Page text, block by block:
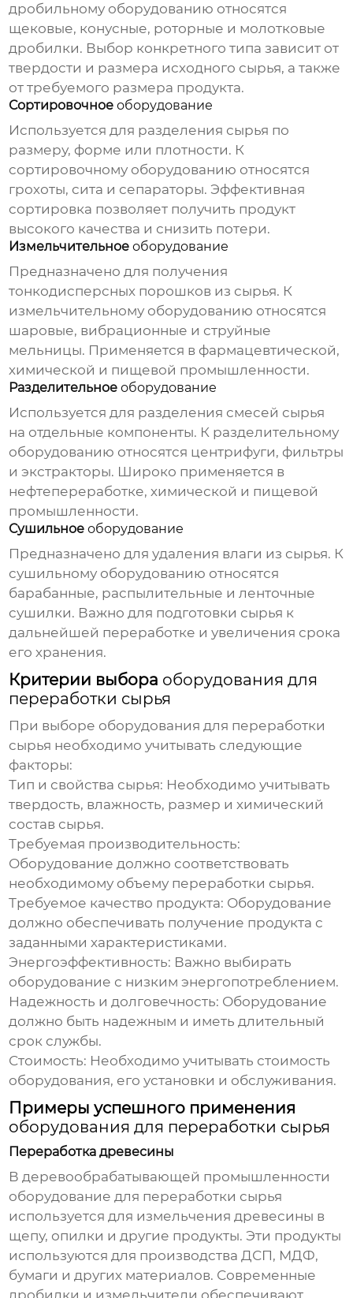
дробильному оборудованию относятся
щековые, конусные, роторные и молотковые
дробилки. Выбор конкретного типа зависит от
твердости и размера исходного сырья, а также
от требуемого размера продукта.
Сортировочноеоборудование
Используется для разделения сырья по
размеру, форме или плотности. К
сортировочному оборудованию относятся
грохоты, сита и сепараторы. Эффективная
сортировка позволяет получить продукт
высокого качества и снизить потери.
Измельчительноеоборудование
Предназначено для получения
тонкодисперсных порошков из сырья. К
измельчительному оборудованию относятся
шаровые, вибрационные и струйные
мельницы. Применяется в фармацевтической,
химической и пищевой промышленности.
Разделительноеоборудование
Используется для разделения смесей сырья
на отдельные компоненты. К разделительному
оборудованию относятся центрифуги, фильтры
и экстракторы. Широко применяется в
нефтепереработке, химической и пищевой
промышленности.
Сушильноеоборудование
Предназначено для удаления влаги из сырья. К
сушильному оборудованию относятся
барабанные, распылительные и ленточные
сушилки. Важно для подготовки сырья к
дальнейшей переработке и увеличения срока
его хранения.
Критерии выбора оборудования для
переработки сырья
При выборе оборудования для переработки
сырья необходимо учитывать следующие
факторы:
Тип и свойства сырья: Необходимо учитывать
твердость, влажность, размер и химический
состав сырья.
Требуемая производительность:
Оборудование должно соответствовать
необходимому объему переработки сырья.
Требуемое качество продукта: Оборудование
должно обеспечивать получение продукта с
заданными характеристиками.
Энергоэффективность: Важно выбирать
оборудование с низким энергопотреблением.
Надежность и долговечность: Оборудование
должно быть надежным и иметь длительный
срок службы.
Стоимость: Необходимо учитывать стоимость
оборудования, его установки и обслуживания.
Примеры успешного применения
оборудования для переработки сырья
Переработка древесины
В деревообрабатывающей промышленности
оборудование для переработки сырья
используется для измельчения древесины в
щепу, опилки и другие продукты. Эти продукты
используются для производства ДСП, МДФ,
бумаги и других материалов. Современные